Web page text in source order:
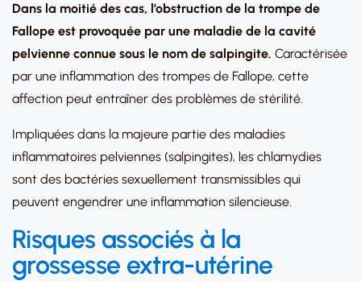
Dans la moitié des cas, l’obstruction de la trompe de
Fallope est provoquée par une maladie de la cavité
pelvienne connue sous le nom de salpingite. Caractérisée
par une inflammation des trompes de Fallope, cette
affection peut entraîner des problèmes de stérilité.
Impliquées dans la majeure partie des maladies
inflammatoires pelviennes (salpingites), les chlamydies
sont des bactéries sexuellement transmissibles qui
peuvent engendrer une inflammation silencieuse.
Risques associés à la
grossesse extra-utérine